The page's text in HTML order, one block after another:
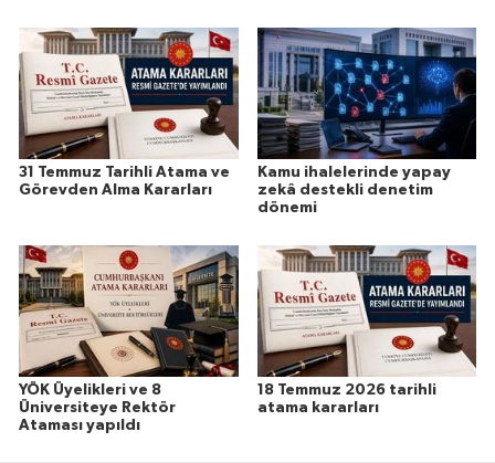
31 Temmuz Tarihli Atama ve
Görevden Alma Kararları
Kamu ihalelerinde yapay
zekâ destekli denetim
dönemi
YÖK Üyelikleri ve 8
Üniversiteye Rektör
Ataması yapıldı
18 Temmuz 2026 tarihli
atama kararları